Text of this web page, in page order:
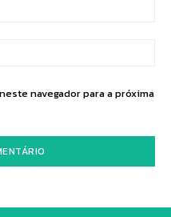
navegador para a próxima